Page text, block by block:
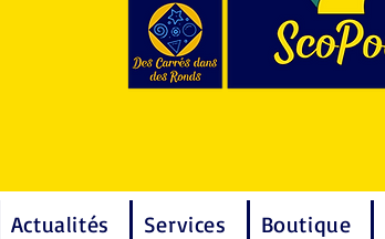
Actualités Services Boutique